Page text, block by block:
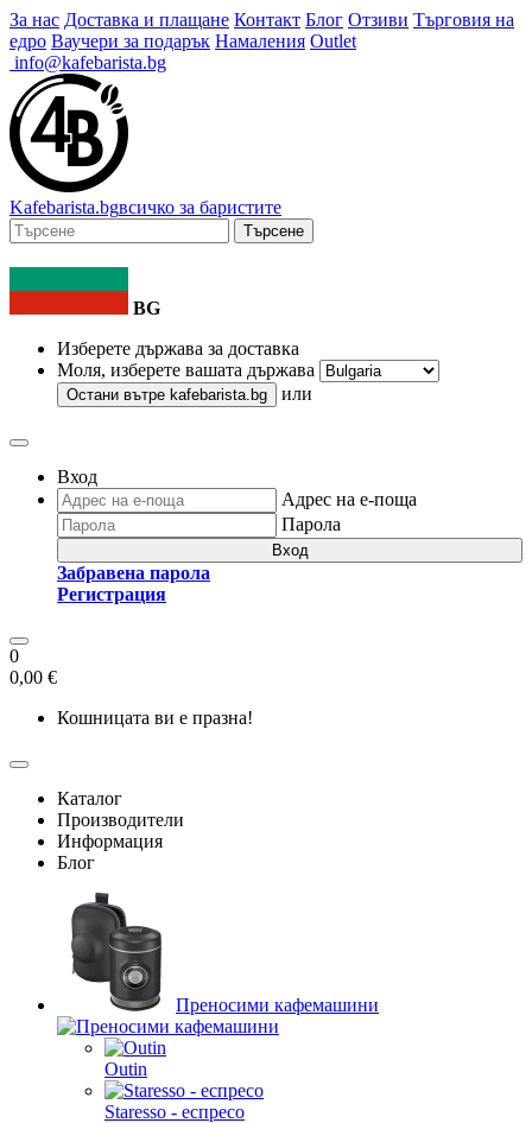
За нас Доставка и плащане Контакт Блог Отзиви Търговия на
едро Ваучери за подарък Намаления Outlet
info@kafebarista.bg
Kafebarista.bgвсичко за баристите
Търсене
BG
Изберете държава за доставка
Моля, изберете вашата държава
Остани вътре kafebarista.bg или
Вход
Адрес на е-поща
Парола
Вход
Забравена парола
Регистрация
0
0,00 €
Кошницата ви е празна!
Каталог
Производители
Информация
Блог
Преносими кафемашини
Outin
Staresso - еспресо